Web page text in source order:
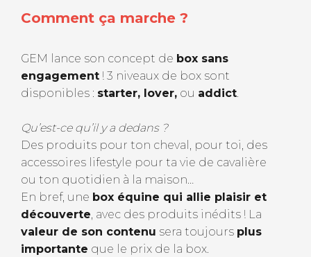
Comment ça marche ?
GEM lance son concept de box sans
engagement ! 3 niveaux de box sont
disponibles : starter, lover, ou addict.
Qu’est-ce qu’il y a dedans ?
Des produits pour ton cheval, pour toi, des
accessoires lifestyle pour ta vie de cavalière
ou ton quotidien à la maison…
En bref, une box équine qui allie plaisir et
découverte, avec des produits inédits ! La
valeur de son contenu sera toujours plus
importante que le prix de la box.